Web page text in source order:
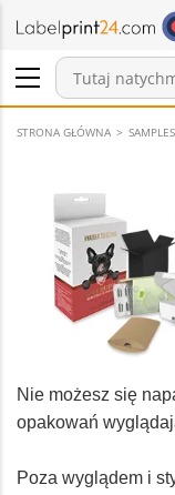
Zaloguj się /
Wiadomości
STRONA GŁÓWNA SAMPLES
Nie możesz się
opakowań
Poza wyglądem i